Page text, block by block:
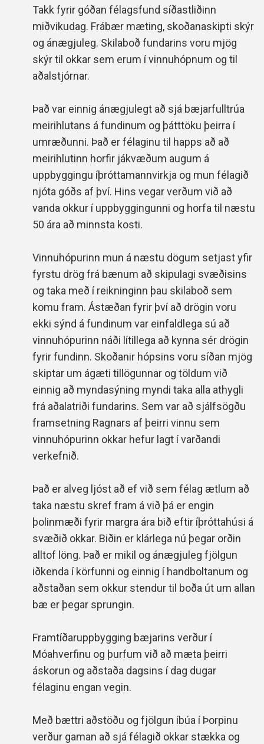
Takk fyrir góðan félagsfund síðastliðinn
miðvikudag. Frábær mæting, skoðanaskipti skýr
og ánægjuleg. Skilaboð fundarins voru mjög
skýr til okkar sem erum í vinnuhópnum og til
aðalstjórnar.
Það var einnig ánægjulegt að sjá bæjarfulltrúa
meirihlutans á fundinum og þátttöku þeirra í
umræðunni. Það er félaginu til happs að að
meirihlutinn horfir jákvæðum augum á
uppbyggingu íþróttamannvirkja og mun félagið
njóta góðs af því. Hins vegar verðum við að
vanda okkur í uppbyggingunni og horfa til næstu
50 ára að minnsta kosti.
Vinnuhópurinn mun á næstu dögum setjast yfir
fyrstu drög frá bænum að skipulagi svæðisins
og taka með í reikninginn þau skilaboð sem
komu fram. Ástæðan fyrir því að drögin voru
ekki sýnd á fundinum var einfaldlega sú að
vinnuhópurinn náði lítillega að kynna sér drögin
fyrir fundinn. Skoðanir hópsins voru síðan mjög
skiptar um ágæti tillögunnar og töldum við
einnig að myndasýning myndi taka alla athygli
frá aðalatriði fundarins. Sem var að sjálfsögðu
framsetning Ragnars af þeirri vinnu sem
vinnuhópurinn okkar hefur lagt í varðandi
verkefnið.
Það er alveg ljóst að ef við sem félag ætlum að
taka næstu skref fram á við þá er engin
þolinmæði fyrir margra ára bið eftir íþróttahúsi á
svæðið okkar. Biðin er klárlega nú þegar orðin
alltof löng. Það er mikil og ánægjuleg fjölgun
iðkenda í körfunni og einnig í handboltanum og
aðstaðan sem okkur stendur til boða út um allan
bæ er þegar sprungin.
Framtíðaruppbygging bæjarins verður í
Móahverfinu og þurfum við að mæta þeirri
áskorun og aðstaða dagsins í dag dugar
félaginu engan vegin.
Með bættri aðstöðu og fjölgun íbúa í Þorpinu
verður gaman að sjá félagið okkar stækka og